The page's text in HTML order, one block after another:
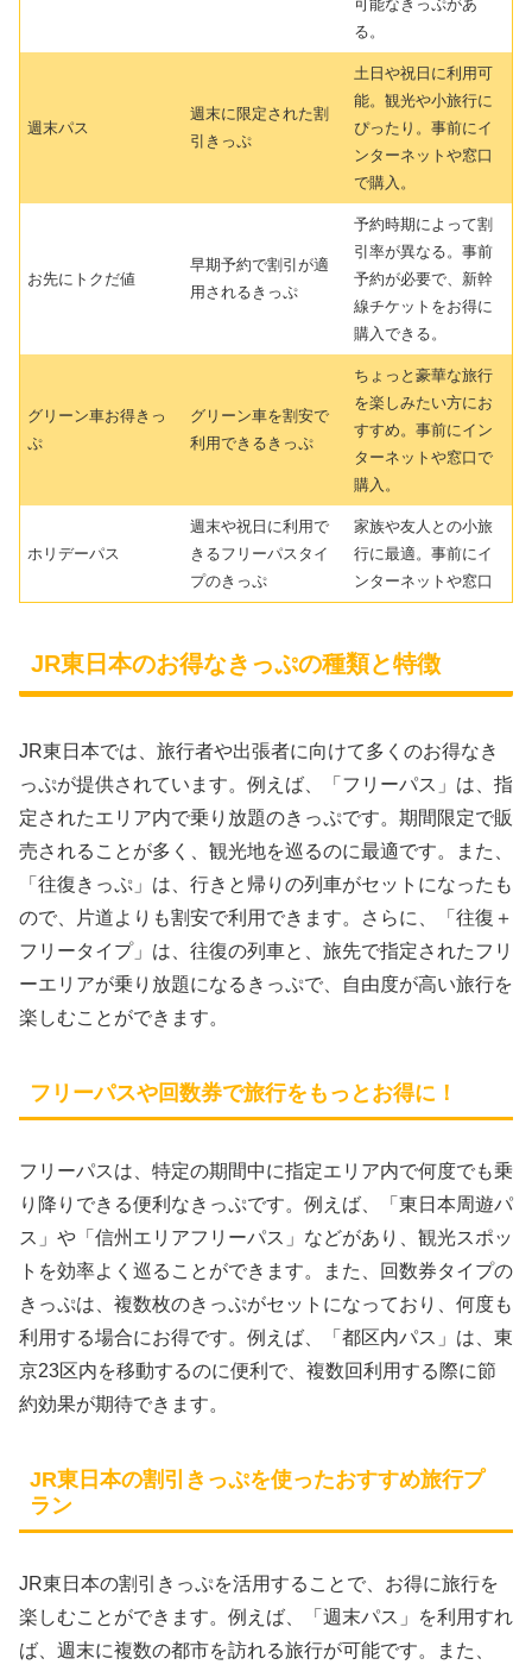
可能なきっぷがあ
る。
週末パス
週末に限定された割
引きっぷ
土日や祝日に利用可
能。観光や小旅行に
ぴったり。事前にイ
ンターネットや窓口
で購入。
お先にトクだ値
早期予約で割引が適
用されるきっぷ
予約時期によって割
引率が異なる。事前
予約が必要で、新幹
線チケットをお得に
購入できる。
グリーン車お得きっ
ぷ
グリーン車を割安で
利用できるきっぷ
ちょっと豪華な旅行
を楽しみたい方にお
すすめ。事前にイン
ターネットや窓口で
購入。
ホリデーパス
週末や祝日に利用で
きるフリーパスタイ
プのきっぷ
家族や友人との小旅
行に最適。事前にイ
ンターネットや窓口
JR東日本のお得なきっぷの種類と特徴
JR東日本では、旅行者や出張者に向けて多くのお得なき
っぷが提供されています。例えば、「フリーパス」は、指
定されたエリア内で乗り放題のきっぷです。期間限定で販
売されることが多く、観光地を巡るのに最適です。また、
「往復きっぷ」は、行きと帰りの列車がセットになったも
ので、片道よりも割安で利用できます。さらに、「往復＋
フリータイプ」は、往復の列車と、旅先で指定されたフリ
ーエリアが乗り放題になるきっぷで、自由度が高い旅行を
楽しむことができます。
フリーパスや回数券で旅行をもっとお得に！
フリーパスは、特定の期間中に指定エリア内で何度でも乗
り降りできる便利なきっぷです。例えば、「東日本周遊パ
ス」や「信州エリアフリーパス」などがあり、観光スポッ
トを効率よく巡ることができます。また、回数券タイプの
きっぷは、複数枚のきっぷがセットになっており、何度も
利用する場合にお得です。例えば、「都区内パス」は、東
京23区内を移動するのに便利で、複数回利用する際に節
約効果が期待できます。
JR東日本の割引きっぷを使ったおすすめ旅行プ
ラン
JR東日本の割引きっぷを活用することで、お得に旅行を
楽しむことができます。例えば、「週末パス」を利用すれ
ば、週末に複数の都市を訪れる旅行が可能です。また、